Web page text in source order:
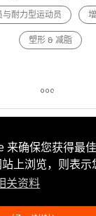
来确保您获得最
上浏览，则表示
关资料
与耐力型运动员
塑形 & 减脂
我们将